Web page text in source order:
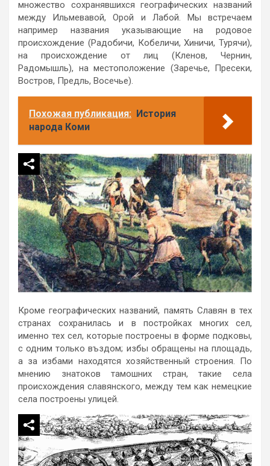
множество сохранявшихся географических названий
между Ильмевавой, Орой и Лабой. Мы встречаем
например названия указывающие на родовое
происхождение (Радобичи, Кобеличи, Хиничи, Турячи),
на происхождение от лиц (Кленов, Чернин,
Радомышль), на местоположение (Заречье, Пресеки,
Востров, Предль, Восечье).
Похожая публикация: История
народа Коми
Кроме географических названий, память Славян в тех
странах сохранилась и в постройках многих сел,
именно тех сел, которые построены в форме подковы,
с одним только въздом; избы обращены на площадь,
а за избами находятся хозяйственный строения. По
мнению знатоков тамошних стран, такие села
происхождения славянского, между тем как немецкие
села построены улицей.